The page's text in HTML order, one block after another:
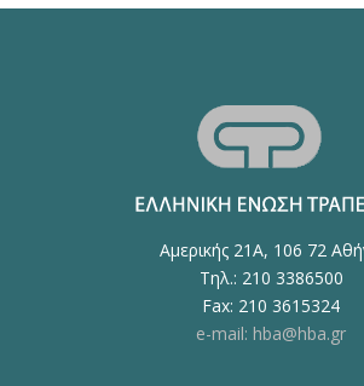
Αμερικής 21Α, 106 72
Τηλ.: 210 3386500
Fax: 210 3615324
e-mail: hba@hba.gr